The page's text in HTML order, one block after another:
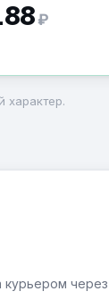
₽
характер.
курьером